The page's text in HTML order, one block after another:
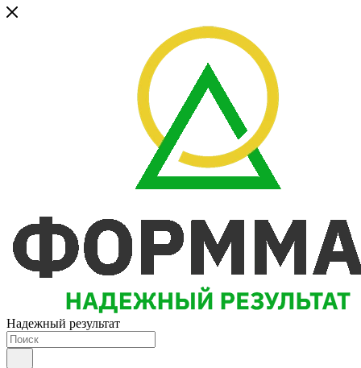
Надежный результат